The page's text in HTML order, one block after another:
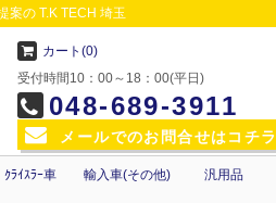
案の T.K TECH 埼玉
カート(0)
受付時間10：00～18：00(平日)
048-689-3911
メールでのお問合せはコチラ
ｸﾗｲｽﾗｰ車 輸入車(その他) 汎用品